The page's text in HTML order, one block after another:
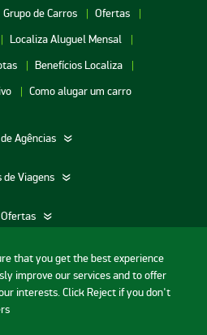
that you get the best experience
improve our services and to offer
interests. Click Reject if you don't
Grupo de Carros
Ofertas
Localiza Aluguel Mensal
Benefícios Localiza
Como alugar um carro
Agências
de Viagens
Ofertas
de Carros SP
Carros Porto Alegre
de Carros RJ
Segurança Digital
Licença de código aberto